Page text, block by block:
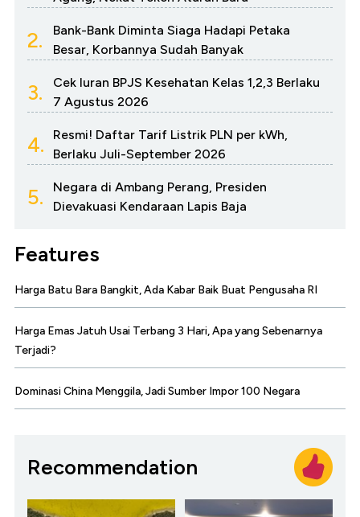
2.
Bank-Bank Diminta Siaga Hadapi Petaka
Besar, Korbannya Sudah Banyak
3.
Cek Iuran BPJS Kesehatan Kelas 1,2,3 Berlaku
7 Agustus 2026
4.
Resmi! Daftar Tarif Listrik PLN per kWh,
Berlaku Juli-September 2026
5.
Negara di Ambang Perang, Presiden
Dievakuasi Kendaraan Lapis Baja
Features
Harga Batu Bara Bangkit, Ada Kabar Baik Buat Pengusaha RI
Harga Emas Jatuh Usai Terbang 3 Hari, Apa yang Sebenarnya
Terjadi?
Dominasi China Menggila, Jadi Sumber Impor 100 Negara
Recommendation